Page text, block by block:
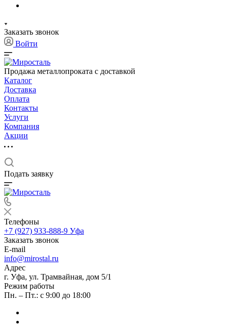
Заказать звонок
Войти
Продажа металлопроката с доставкой
Каталог
Доставка
Оплата
Контакты
Услуги
Компания
Акции
Подать заявку
Телефоны
+7 (927) 933-888-9 Уфа
Заказать звонок
E-mail
info@mirostal.ru
Адрес
г. Уфа, ул. Трамвайная, дом 5/1
Режим работы
Пн. – Пт.: с 9:00 до 18:00